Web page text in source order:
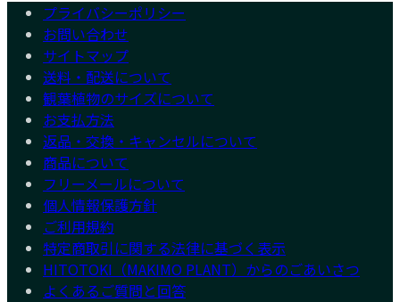
プライバシーポリシー
お問い合わせ
サイトマップ
送料・配送について
観葉植物のサイズについて
お支払方法
返品・交換・キャンセルについて
商品について
フリーメールについて
個人情報保護方針
ご利用規約
特定商取引に関する法律に基づく表示
HITOTOKI（MAKIMO PLANT）からのごあいさつ
よくあるご質問と回答